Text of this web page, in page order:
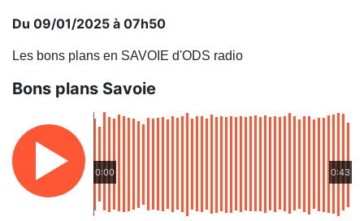
Du 09/01/2025 à 07h50
Les bons plans en SAVOIE d'ODS radio
Bons plans Savoie
0:00 0:43